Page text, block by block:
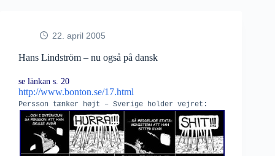
22. april 2005
Hans Lindström – nu også på dansk
se länkan s. 20
http://www.bonton.se/17.html
Persson tænker højt – Sverige holder vejret: